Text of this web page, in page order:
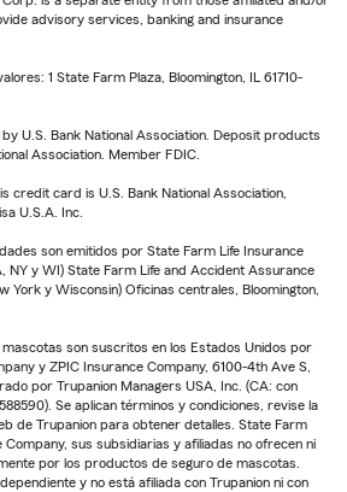
advisory services, banking and insurance
1 State Farm Plaza, Bloomington, IL 61710-
U.S. Bank National Association. Deposit products
Association. Member FDIC.
credit card is U.S. Bank National Association,
U.S.A. Inc.
son emitidos por State Farm Life Insurance
NY y WI) State Farm Life and Accident Assurance
York y Wisconsin) Oficinas centrales, Bloomington,
mascotas son suscritos en los Estados Unidos por
y ZPIC Insurance Company, 6100-4th Ave S,
por Trupanion Managers USA, Inc. (CA: con
Se aplican términos y condiciones, revise la
de Trupanion para obtener detalles. State Farm
Company, sus subsidiarias y afiliadas no ofrecen ni
por los productos de seguro de mascotas.
y no está afiliada con Trupanion ni con